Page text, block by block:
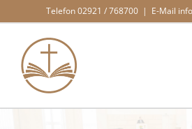
springen
Telefon 02921 / 768700 | E-Mail